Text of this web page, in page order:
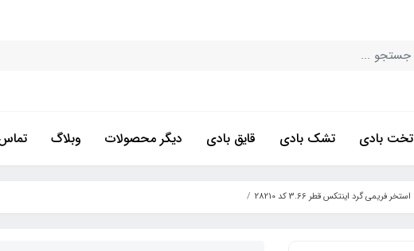
تخت بادی تشک بادی قایق بادی دیگر محصولات وبلاگ
استخر فریمی گرد اینتکس قطر 3.66 کد 28210